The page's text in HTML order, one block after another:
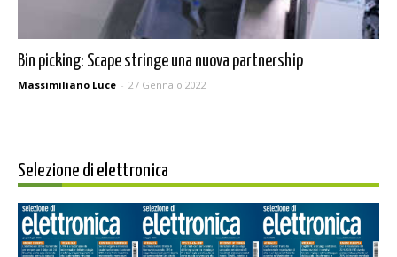
Bin picking: Scape stringe una nuova partnership
Massimiliano Luce - 27 Gennaio 2022
Selezione di elettronica